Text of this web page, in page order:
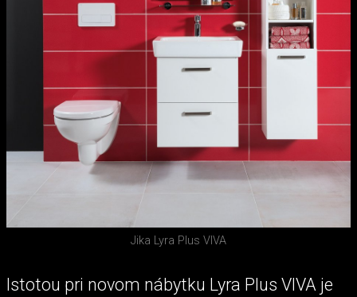
Jika Lyra Plus VIVA
Istotou pri novom nábytku Lyra Plus VIVA je